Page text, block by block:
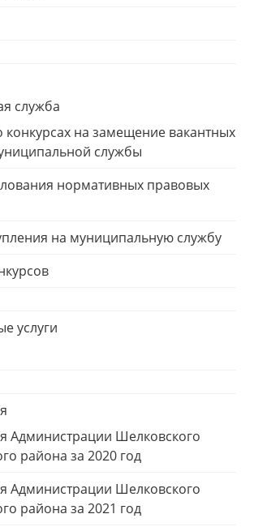
служба
на замещение вакантных
службы
нормативных правовых
на муниципальную службу
услуги
Администрации Шелковского
района за 2020 год
Администрации Шелковского
района за 2021 год